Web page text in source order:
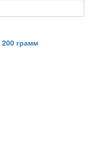
200 грамм